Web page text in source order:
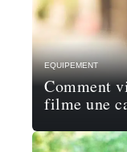
EQUIPEMENT
Comment
filme une